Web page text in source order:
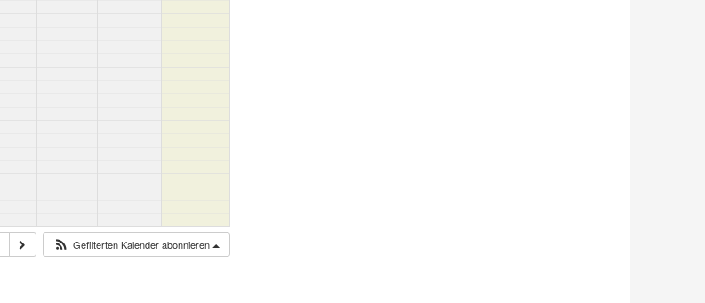
Gefilterten Kalender abonnieren